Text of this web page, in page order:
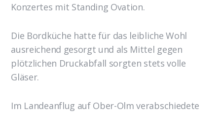
Konzertes mit Standing Ovation.
Die Bordküche hatte für das leibliche Wohl
ausreichend gesorgt und als Mittel gegen
plötzlichen Druckabfall sorgten stets volle
Gläser.
Im Landeanflug auf Ober-Olm verabschiedete